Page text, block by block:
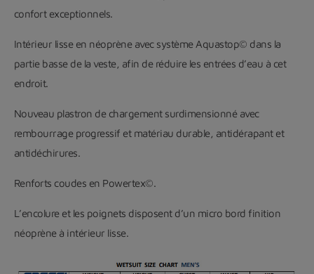
confort exceptionnels.
Intérieur lisse en néoprène avec système Aquastop© dans la
partie basse de la veste, afin de réduire les entrées d’eau à cet
endroit.
Nouveau plastron de chargement surdimensionné avec
rembourrage progressif et matériau durable, antidérapant et
antidéchirures.
Renforts coudes en Powertex©.
L’encolure et les poignets disposent d’un micro bord finition
néoprène à intérieur lisse.